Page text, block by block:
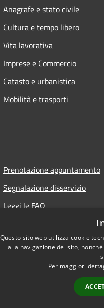
Anagrafe e stato civile
Cultura e tempo libero
Vita lavorativa
Imprese e Commercio
Catasto e urbanistica
Mobilità e trasporti
Prenotazione appuntamento
Segnalazione disservizio
Leggi le FAQ
Questo sito web utilizza cookie
alla navigazione del sito,
Per maggiori